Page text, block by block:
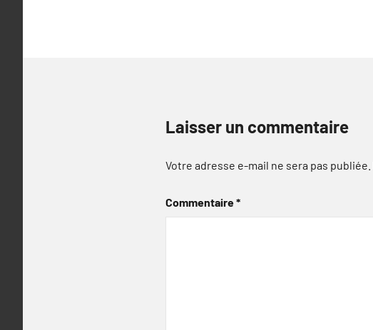
Laisser un commentaire
Votre adresse e-mail ne sera pas publiée.
Commentaire*